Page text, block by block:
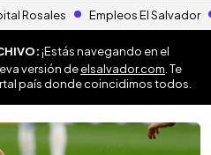
Rosales Empleos El Salvador
¡Estás navegando en el
versión deelsalvador.com . Te
país donde coincidimos todos.